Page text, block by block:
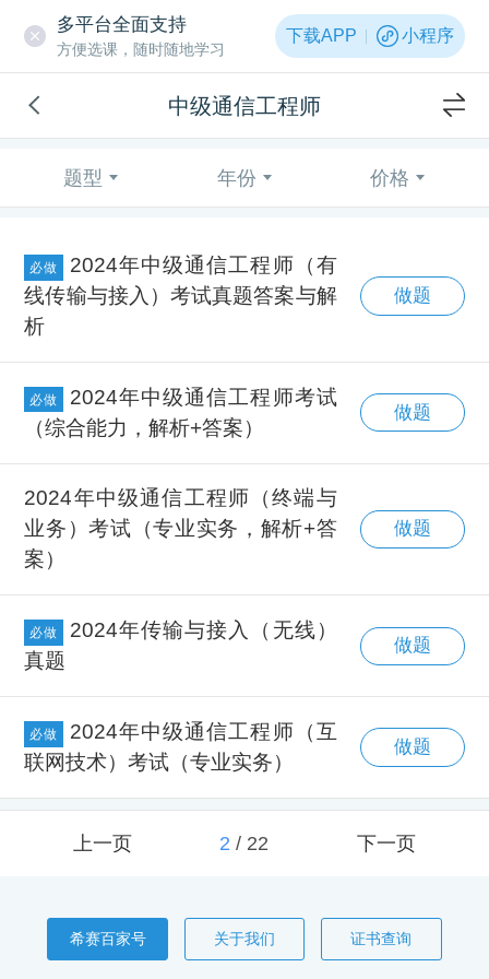
多平台全面支持
方便选课，随时随地学习
下载APP 小程序
中级通信工程师
题型 年份 价格
必做
2024年中级通信工程师（有
线传输与接入）考试真题答案与解
析
做题
必做
2024年中级通信工程师考试
（综合能力，解析+答案）
做题
2024年中级通信工程师（终端与
业务）考试（专业实务，解析+答
案）
做题
必做
2024年传输与接入（无线）
真题
做题
必做
2024年中级通信工程师（互
联网技术）考试（专业实务）
做题
上一页 2/ 22 下一页
希赛百家号 关于我们 证书查询